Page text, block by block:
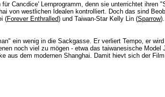
für Cancdice' Lernprogramm, denn sie unterrichtet
von westlichen Idealen kontrolliert. Doch das sind
(Forever Enthralled) und Taiwan-Star Kelly Lin (Sparrow
ein wenig in die Sackgasse. Er verliert Tempo, er
noch viel zu mögen - etwa das taiwanesische Model
aus dem modernen Shanghai. Damit hievt sich der